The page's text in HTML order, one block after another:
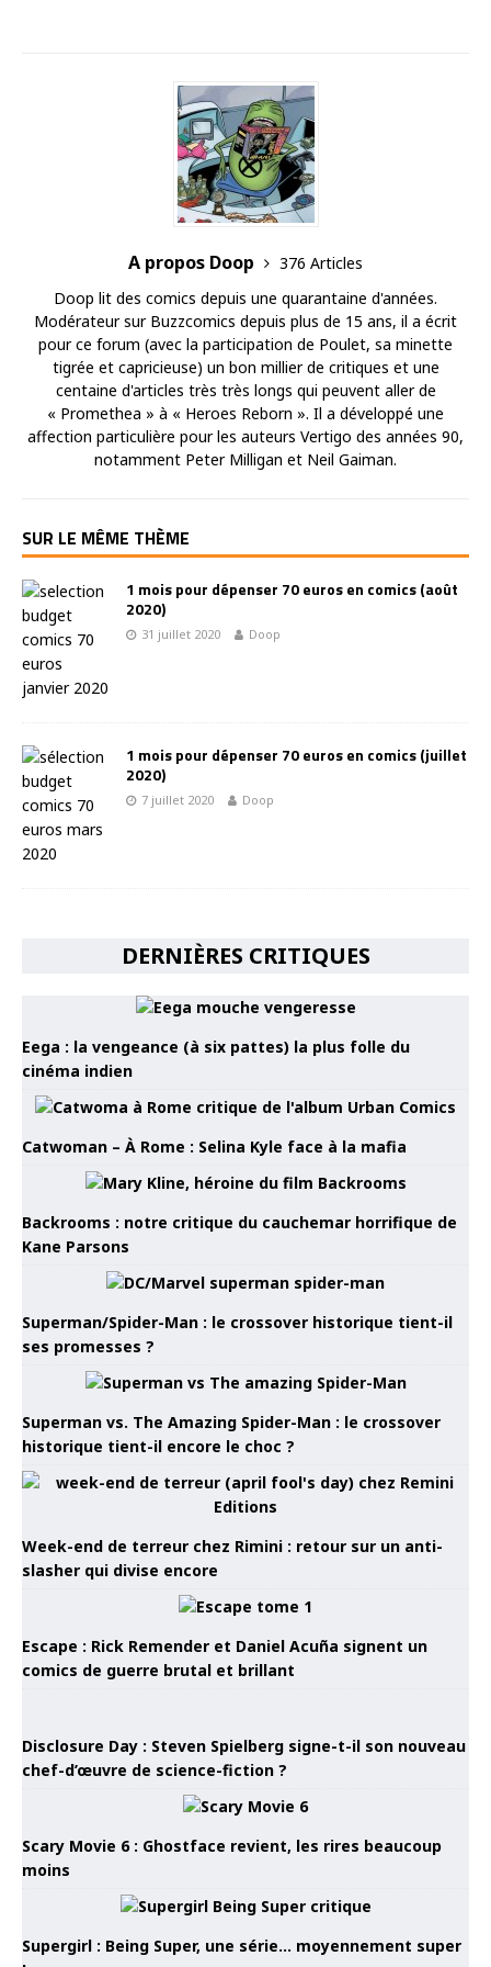
A propos Doop
376 Articles
Doop lit des comics depuis une quarantaine d'années.
Modérateur sur Buzzcomics depuis plus de 15 ans, il a écrit
pour ce forum (avec la participation de Poulet, sa minette
tigrée et capricieuse) un bon millier de critiques et une
centaine d'articles très très longs qui peuvent aller de
« Promethea » à « Heroes Reborn ». Il a développé une
affection particulière pour les auteurs Vertigo des années 90,
notamment Peter Milligan et Neil Gaiman.
SUR LE MÊME THÈME
1 mois pour dépenser 70 euros en comics (août
2020)
31 juillet 2020 Doop
1 mois pour dépenser 70 euros en comics (juillet
2020)
7 juillet 2020 Doop
DERNIÈRES CRITIQUES
Eega : la vengeance (à six pattes) la plus folle du
cinéma indien
Catwoman – À Rome : Selina Kyle face à la mafia
Backrooms : notre critique du cauchemar horrifique de
Kane Parsons
Superman/Spider-Man : le crossover historique tient-il
ses promesses ?
Superman vs. The Amazing Spider-Man : le crossover
historique tient-il encore le choc ?
Week-end de terreur chez Rimini : retour sur un anti-
slasher qui divise encore
Escape : Rick Remender et Daniel Acuña signent un
comics de guerre brutal et brillant
Disclosure Day : Steven Spielberg signe-t-il son nouveau
chef-d’œuvre de science-fiction ?
Scary Movie 6 : Ghostface revient, les rires beaucoup
moins
Supergirl : Being Super, une série… moyennement super